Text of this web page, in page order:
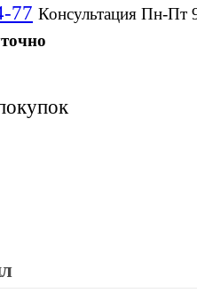
77 Консультация Пн-